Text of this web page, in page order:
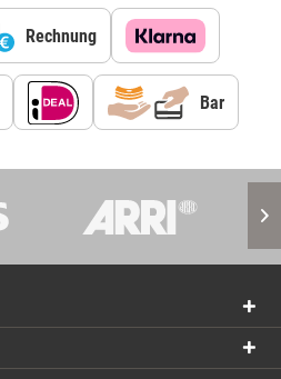
Rechnung
Bar